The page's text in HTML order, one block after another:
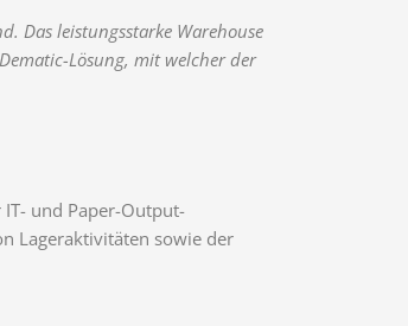
Das leistungsstarke Warehouse
Lösung, mit welcher der
und Paper-Output-
Lageraktivitäten sowie der